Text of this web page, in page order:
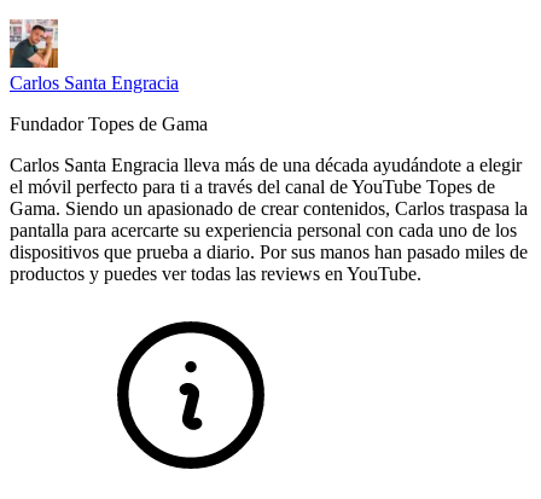
Carlos Santa Engracia
Fundador Topes de Gama
Carlos Santa Engracia lleva más de una década ayudándote a elegir
el móvil perfecto para ti a través del canal de YouTube Topes de
Gama. Siendo un apasionado de crear contenidos, Carlos traspasa la
pantalla para acercarte su experiencia personal con cada uno de los
dispositivos que prueba a diario. Por sus manos han pasado miles de
productos y puedes ver todas las reviews en YouTube.